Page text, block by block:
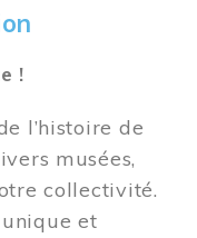
!
l’histoire de
musées,
collectivité.
et